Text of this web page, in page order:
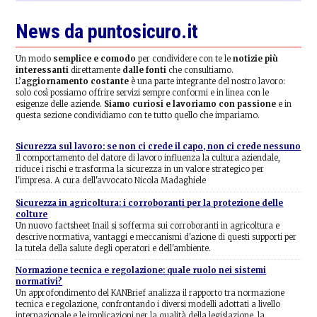
News da puntosicuro.it
Un modo semplice e comodo per condividere con te lenotizie più
interessanti direttamente dalle fonti che consultiamo.
L’aggiornamento costante è una parte integrante del nostro lavoro:
solo così possiamo offrire servizi sempre conformi e in linea con le
esigenze delle aziende. Siamo curiosi e lavoriamo con passione e in
questa sezione condividiamo con te tutto quello che impariamo.
Sicurezza sul lavoro: se non ci crede il capo, non ci crede nessuno
Il comportamento del datore di lavoro influenza la cultura aziendale,
riduce i rischi e trasforma la sicurezza in un valore strategico per
l'impresa. A cura dell'avvocato Nicola Madaghiele
Sicurezza in agricoltura: i corroboranti per la protezione delle
colture
Un nuovo factsheet Inail si sofferma sui corroboranti in agricoltura e
descrive normativa, vantaggi e meccanismi d'azione di questi supporti per
la tutela della salute degli operatori e dell'ambiente.
Normazione tecnica e regolazione: quale ruolo nei sistemi
normativi?
Un approfondimento del KANBrief analizza il rapporto tra normazione
tecnica e regolazione, confrontando i diversi modelli adottati a livello